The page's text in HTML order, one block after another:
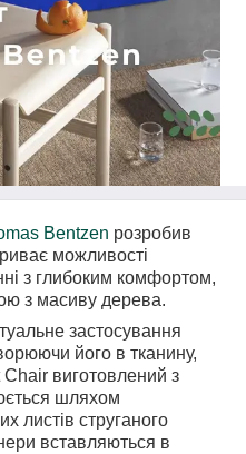
Bentzen розробив
можливості
з глибоким комфортом,
з масиву дерева.
застосування
його в тканину,
Chair виготовлений з
шляхом
листів струганого
вставляються в